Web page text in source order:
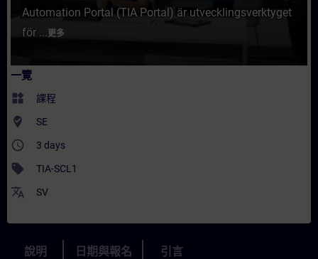
Automation Portal (TIA Portal) är utvecklingsverktyget
för ...更多
一覽
widgets 課程
where_to_vote SE
access_time 3 days
sell TIA-SCL1
translate SV
說明 日期與報名 引言